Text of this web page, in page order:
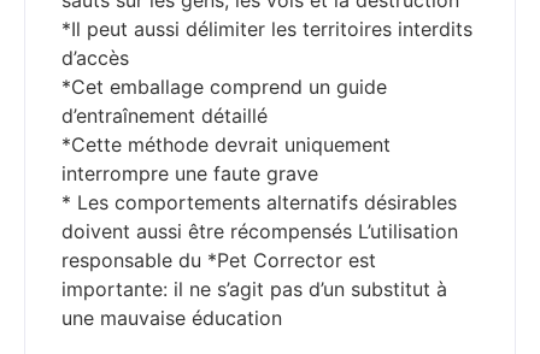
*Il peut aussi délimiter les territoires interdits
d’accès
*Cet emballage comprend un guide
d’entraînement détaillé
*Cette méthode devrait uniquement
interrompre une faute grave
* Les comportements alternatifs désirables
doivent aussi être récompensés L’utilisation
responsable du *Pet Corrector est
importante: il ne s’agit pas d’un substitut à
une mauvaise éducation